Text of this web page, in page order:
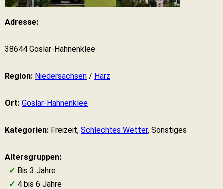
Adresse:
38644 Goslar-Hahnenklee
Region: Niedersachsen / Harz
Ort: Goslar-Hahnenklee
Kategorien: Freizeit, Schlechtes Wetter, Sonstiges
Altersgruppen:
✓ Bis 3 Jahre
✓ 4 bis 6 Jahre